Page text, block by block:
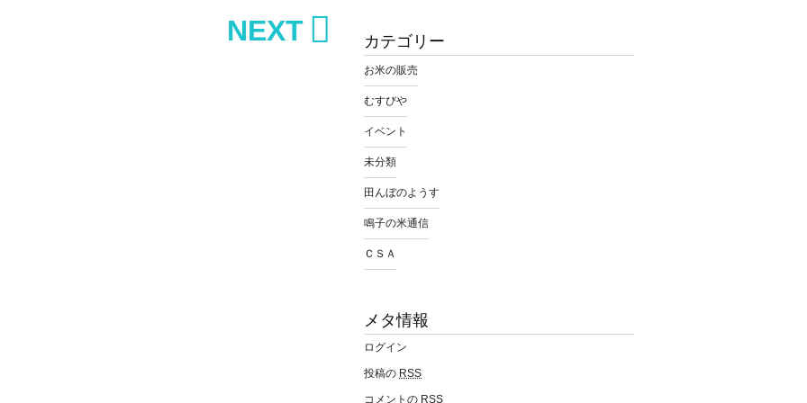
NEXT カテゴリー
お米の販売
むすびや
イベント
未分類
田んぼのようす
鳴子の米通信
ＣＳＡ
メタ情報
ログイン
投稿の RSS
コメントの RSS